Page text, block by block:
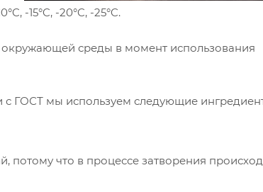
-15°C, -20°C, -25°C.
окружающей среды в момент использования
с ГОСТ мы используем следующие
потому что в процессе затворения